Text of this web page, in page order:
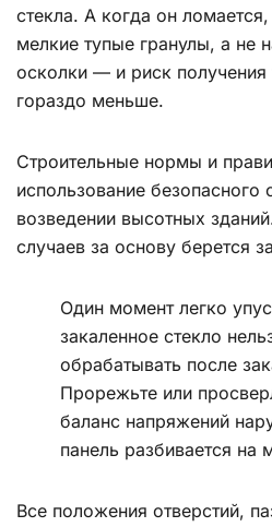
стекла. А когда он
мелкие тупые гранулы, а не
осколки — и риск
гораздо меньше.
Строительные нормы и
использование безопасного
возведении высотных
случаев за основу берется
Один момент легко
закаленное стекло
обрабатывать после
Прорежьте или
баланс напряжений
панель разбивается на
Все положения отверстий,